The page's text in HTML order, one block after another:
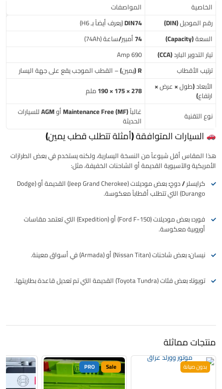
الخاصية
المواصفات
رقم الموديل (DIN)
DIN74(يعرف أيضاً بـ H6)
السعة (Capacity)
74 أمبير/ساعة
(74Ah)
تيار التدوير البارد (CCA)
690 Amp
ترتيب الأقطاب
R (يمين)
– القطب الموجب يقع على جهة اليسار
الأبعاد (طول × عرض ×
ارتفاع) 278 × 175 × 190 ملم
نوع التقنية غالباًMaintenance Free (MF)أوAGMللسيارات
الحديثة
السيارات المتوافقة (أمثلة تتطلب قطب يمين)
هذا المقاس أقل شيوعاً من النسخة اليسارية، ولكنه يستخدم في بعض الطرازات
الأمريكية والآسيوية القديمة أو الشاحنات الخفيفة، مثل:
كرايسلر / دوج:
بعض موديلات (Jeep Grand Cherokee) القديمة أو (Dodge
Durango) التي تتطلب أقطاباً معكوسة.
فورد:
بعض موديلات (Ford F-150) أو (Expedition) التي تعتمد مقاسات
أوروبية معكوسة.
نيسان:بعض شاحنات (Nissan Titan) أو (Armada) في أسواق معينة.
تويوتا:بعض فئات (Toyota Tundra) القديمة التي تم تعديل قاعدة بطاريتها.
منتجات مماثلة
بدون صيانة Sale
PRO